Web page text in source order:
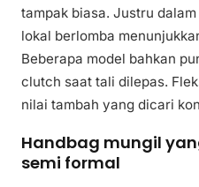
tampak biasa. Justru
lokal berlomba
Beberapa model bahkan
clutch saat tali dilepas.
nilai tambah yang dicari
Handbag mungil
semi formal